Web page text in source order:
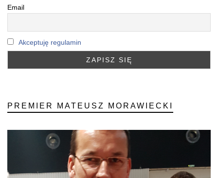
Email
Akceptuję regulamin
PREMIER MATEUSZ MORAWIECKI